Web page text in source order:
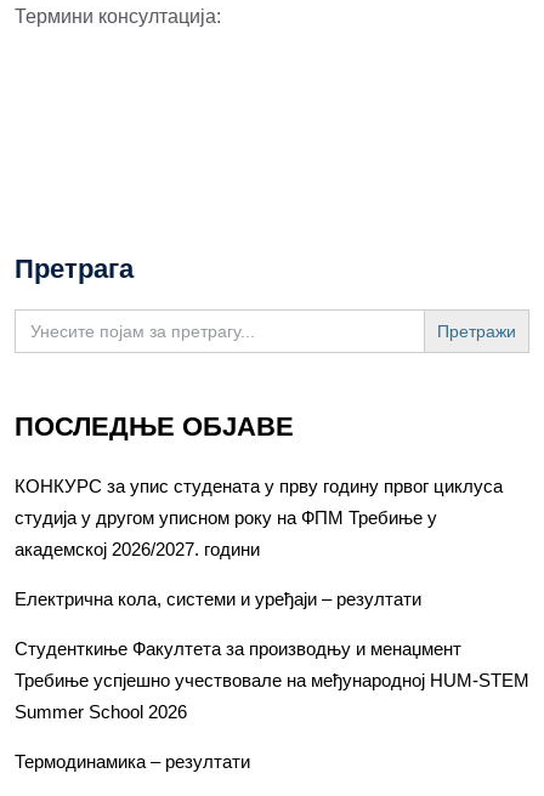
Термини консултација:
Претрага
Search
for:
ПОСЛЕДЊЕ ОБЈАВЕ
КОНКУРС за упис студената у прву годину првог циклуса
студија у другом уписном року на ФПМ Требиње у
академској 2026/2027. години
Електрична кола, системи и уређаји – резултати
Студенткиње Факултета за производњу и менаџмент
Требиње успјешно учествовале на међународној HUM-STEM
Summer School 2026
Термодинамика – резултати